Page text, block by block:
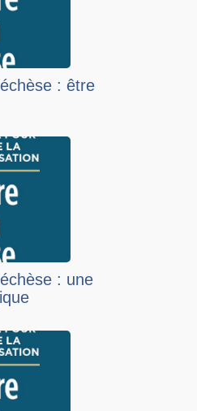
: être
: une